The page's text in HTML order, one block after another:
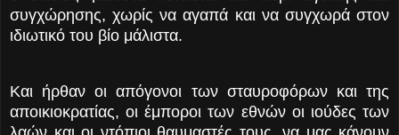
συγχώρησης, χωρίς να αγαπά και να συγχωρά στον
ιδιωτικό του βίο μάλιστα.
Και ήρθαν οι απόγονοι των σταυροφόρων και της
αποικιοκρατίας, οι έμποροι των εθνών οι ιούδες των